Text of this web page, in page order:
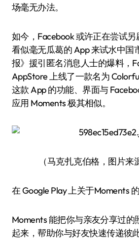
场毫无办法。
如今，Facebook 或许正在尝试
看似毫无瓜葛的 App 来试水中国
报》援引匿名消息人士的爆料，
AppStore 上线了一款名为
这款 App 的功能、界面与
应用 Moments 极其相似。
（马克·扎克伯格，图片来
在 Google Play 上关于Moments
Moments 能把你与亲友分享过的
起来，帮助你与好友快速传递彼